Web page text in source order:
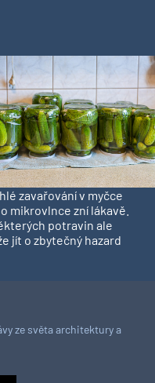
zavařování v myčce
mikrovlnce zní lákavě.
potravin ale
jít o zbytečný hazard
ze světa architektury a